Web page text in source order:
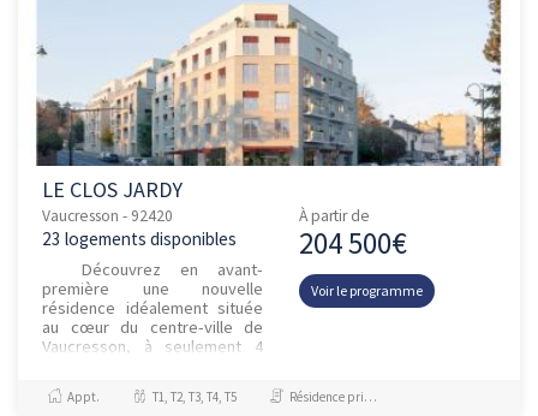
LE CLOS JARDY
Vaucresson - 92420
23 logements disponibles
Découvrez en avant-
première une nouvelle
résidence idéalement située
au cœur du centre-ville de
Vaucresson, à seulement 4
gare, desservie par la ligne L
du Tran...
À partir de
204 500€
Voir le programme
Appt. T1, T2, T3, T4, T5 Résidence principale / PTZ